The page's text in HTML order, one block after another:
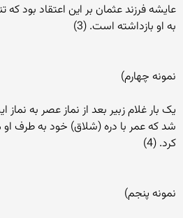
عایشه فرزند عثمان بر این اعتقاد بود که
به او بازداشته است. (3)
نمونه چهارم)
یک بار غلام زبیر بعد از نماز عصر به
شد که عمر با دره (شلاق) خود به طرف او
کرد. (4)
نمونه پنجم)